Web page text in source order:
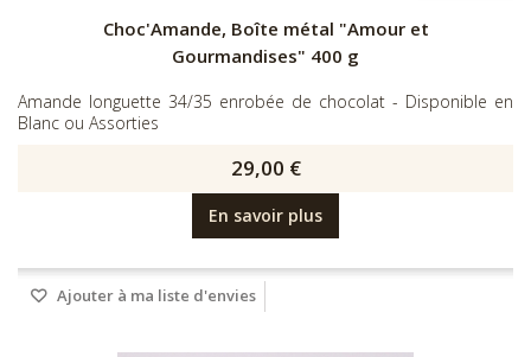
Choc'Amande, Boîte métal "Amour et
Gourmandises" 400 g
Amande longuette 34/35 enrobée de chocolat - Disponible en
Blanc ou Assorties
29,00 €
En savoir plus
Ajouter à ma liste d'envies